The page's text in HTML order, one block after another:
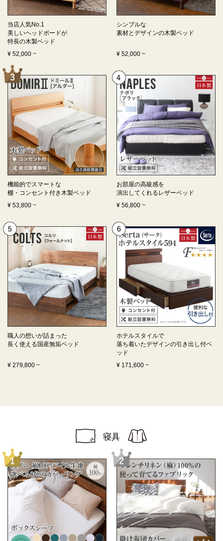
当店人気No.1
美しいヘッドボードが
特長の木製ベッド
¥ 52,000 ~
シンプルな
素材とデザインの木製ベッド
¥ 52,000 ~
機能的でスマートな
棚・コンセント付き木製ベッド
¥ 53,800 ~
お部屋の高級感を
演出してくれるレザーベッド
¥ 56,800 ~
職人の想いが詰まった
長く使える 国産無垢ベッド
¥ 279,800 ~
ホテルスタイルで
落ち着いたデザインの引き出し付ベ
ッド
¥ 171,600 ~
寝具